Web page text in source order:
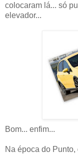
colocaram lá... só
elevador...
Bom... enfim...
Na época do